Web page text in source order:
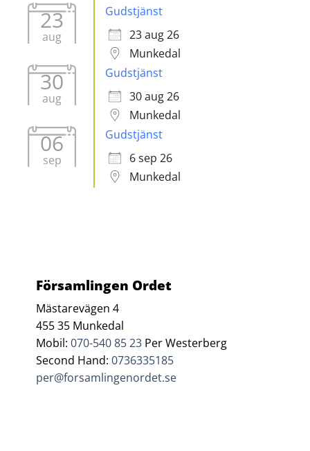
23
aug
Gudstjänst
23 aug 26
Munkedal
30
aug
Gudstjänst
30 aug 26
Munkedal
06
sep
Gudstjänst
6 sep 26
Munkedal
Församlingen Ordet
Mästarevägen 4
455 35 Munkedal
Mobil:070-540 85 23 Per Westerberg
Second Hand:0736335185
per@forsamlingenordet.se